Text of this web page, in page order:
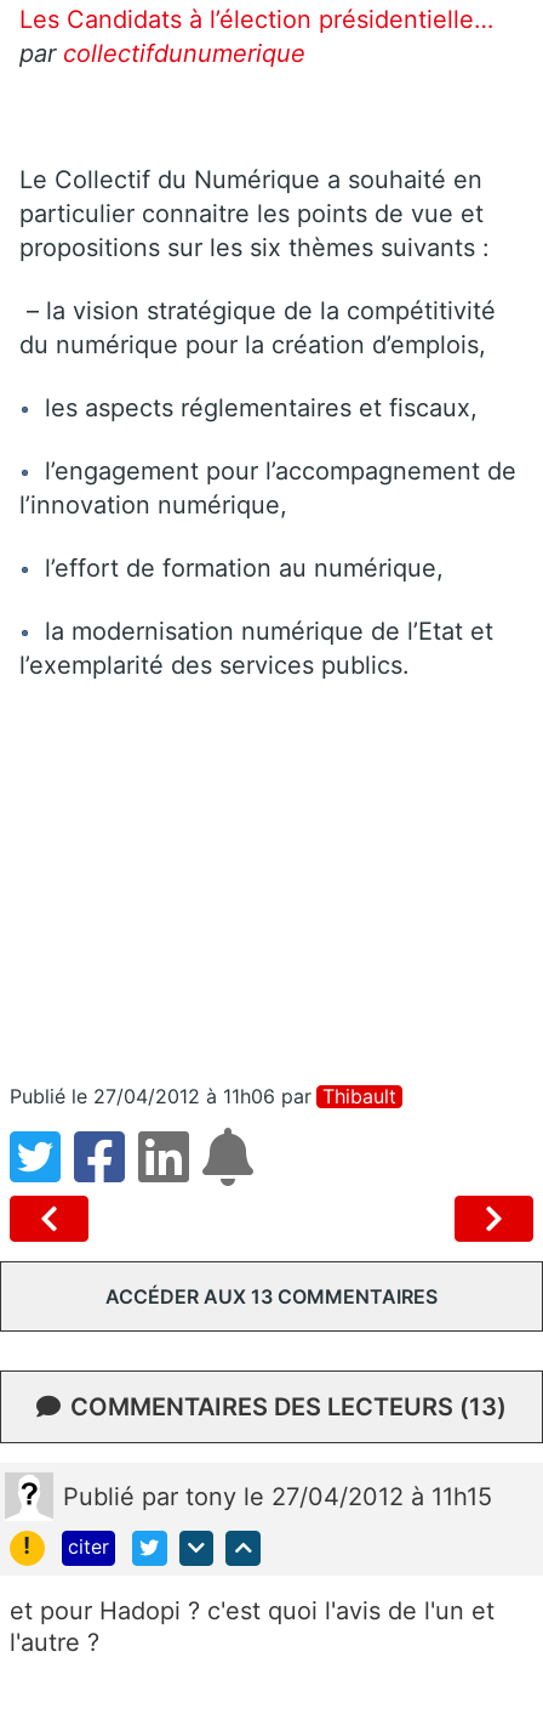
Les Candidats à l’élection présidentielle…
par collectifdunumerique
Le Collectif du Numérique a souhaité en
particulier connaitre les points de vue et
propositions sur les six thèmes suivants :
– la vision stratégique de la compétitivité
du numérique pour la création d’emplois,
les aspects réglementaires et fiscaux,
l’engagement pour l’accompagnement de
l’innovation numérique,
l’effort de formation au numérique,
la modernisation numérique de l’Etat et
l’exemplarité des services publics.
Publié le 27/04/2012 à 11h06 par Thibault
ACCÉDER AUX 13 COMMENTAIRES
COMMENTAIRES DES LECTEURS (13)
Publié par tony le 27/04/2012 à 11h15
!
citer
et pour Hadopi ? c'est quoi l'avis de l'un et
l'autre ?